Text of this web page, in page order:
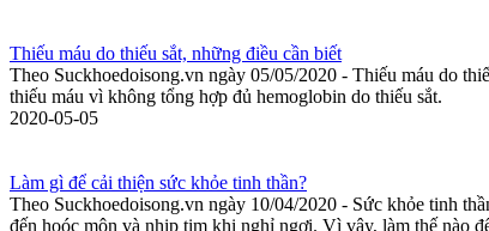
Thiếu máu do thiếu sắt, những điều cần biết
Theo Suckhoedoisong.vn ngày 05/05/2020 - Thiếu máu do
thiếu máu vì không tổng hợp đủ hemoglobin do thiếu sắt.
2020-05-05
Làm gì để cải thiện sức khỏe tinh thần?
Theo Suckhoedoisong.vn ngày 10/04/2020 - Sức khỏe tinh
đến hoóc môn và nhịp tim khi nghỉ ngơi. Vì vậy, làm thế nào